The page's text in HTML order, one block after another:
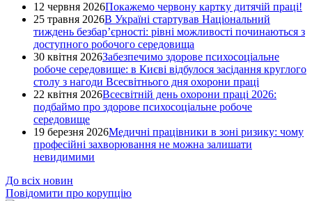
12 червня 2026Покажемо червону картку дитячій праці!
25 травня 2026В Україні стартував Національний
тиждень безбар’єрності: рівні можливості починаються з
доступного робочого середовища
30 квітня 2026Забезпечимо здорове психосоціальне
робоче середовище: в Києві відбулося засідання круглого
столу з нагоди Всесвітнього дня охорони праці
22 квітня 2026Всесвітній день охорони праці 2026:
подбаймо про здорове психосоціальне робоче
середовище
19 березня 2026Медичні працівники в зоні ризику: чому
професійні захворювання не можна залишати
невидимими
До всіх новин
Повідомити про корупцію